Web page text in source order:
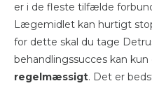
er i de fleste tilfælde
Lægemidlet kan hurtigt
for dette skal du tage
behandlingssucces kan
regelmæssigt. Det er